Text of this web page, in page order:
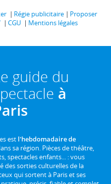
Régie publicitaire
Proposer
CGU
Mentions légales
guide du
à
est l'hebdomadaire de
sa région. Pièces de théâtre,
spectacles enfants... : vous
des sorties culturelles de la
qui sortent à Paris et ses